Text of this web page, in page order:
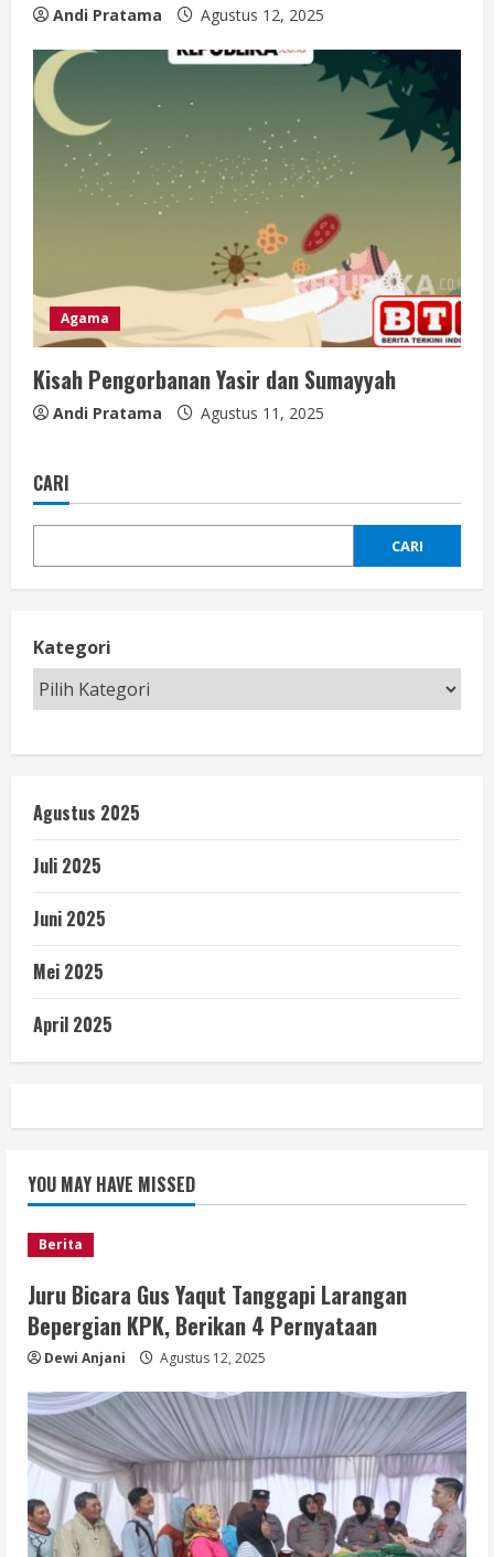
Andi Pratama Agustus 12, 2025
Agama
Kisah Pengorbanan Yasir dan Sumayyah
Andi Pratama Agustus 11, 2025
CARI
CARI
Kategori
Agustus 2025
Juli 2025
Juni 2025
Mei 2025
April 2025
YOU MAY HAVE MISSED
Berita
Juru Bicara Gus Yaqut Tanggapi Larangan
Bepergian KPK, Berikan 4 Pernyataan
Dewi Anjani Agustus 12, 2025